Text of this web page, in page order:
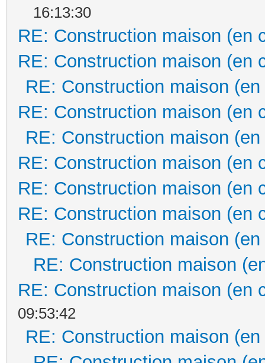
16:13:30
RE: Construction maison (en
RE: Construction maison (en
RE: Construction maison
RE: Construction maison (en
RE: Construction maison
RE: Construction maison (en
RE: Construction maison (en
RE: Construction maison (en
RE: Construction maison
RE: Construction maison
RE: Construction maison (en
09:53:42
RE: Construction maison